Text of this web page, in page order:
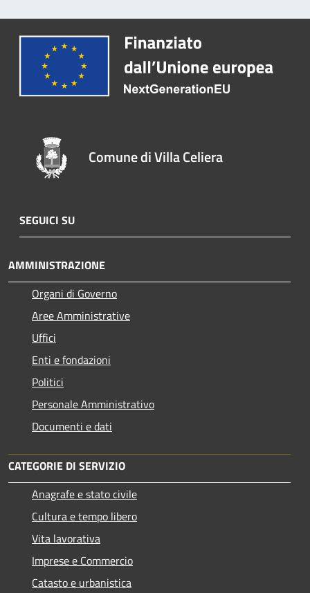
Comune di Villa Celiera
SEGUICI SU
AMMINISTRAZIONE
Organi di Governo
Aree Amministrative
Uffici
Enti e fondazioni
Politici
Personale Amministrativo
Documenti e dati
CATEGORIE DI SERVIZIO
Anagrafe e stato civile
Cultura e tempo libero
Vita lavorativa
Imprese e Commercio
Catasto e urbanistica